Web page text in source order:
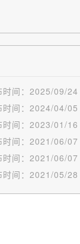
间： 2025/09/24
间： 2024/04/05
间： 2023/01/16
间： 2021/06/07
间： 2021/06/07
间： 2021/05/28